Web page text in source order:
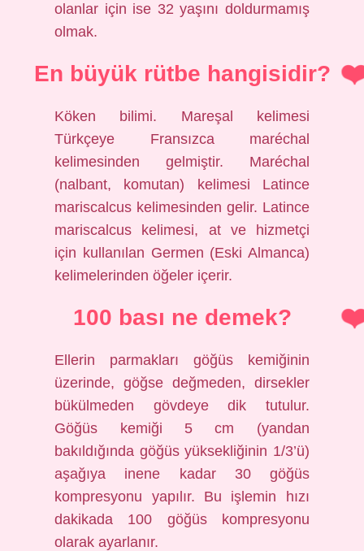
olanlar için ise 32 yaşını doldurmamış
olmak.
En büyük rütbe hangisidir?
Köken bilimi. Mareşal kelimesi
Türkçeye Fransızca maréchal
kelimesinden gelmiştir. Maréchal
(nalbant, komutan) kelimesi Latince
mariscalcus kelimesinden gelir. Latince
mariscalcus kelimesi, at ve hizmetçi
için kullanılan Germen (Eski Almanca)
kelimelerinden öğeler içerir.
100 bası ne demek?
Ellerin parmakları göğüs kemiğinin
üzerinde, göğse değmeden, dirsekler
bükülmeden gövdeye dik tutulur.
Göğüs kemiği 5 cm (yandan
bakıldığında göğüs yüksekliğinin 1/3’ü)
aşağıya inene kadar 30 göğüs
kompresyonu yapılır. Bu işlemin hızı
dakikada 100 göğüs kompresyonu
olarak ayarlanır.